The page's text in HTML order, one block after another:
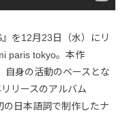
を12月23日（水）にリ
paris tokyo。本作
自身の活動のベースとな
リースのアルバム
の日本語詞で制作したナ